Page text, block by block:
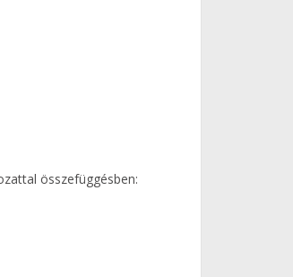
összefüggésben: